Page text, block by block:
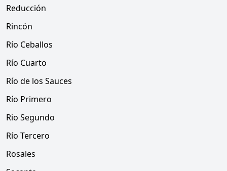
Reducción
Rincón
Río Ceballos
Río Cuarto
Río de los Sauces
Río Primero
Rio Segundo
Río Tercero
Rosales